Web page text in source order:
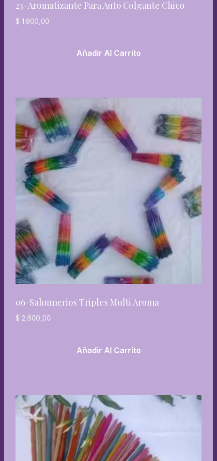
23-Aromatizante Para Auto Colgante Chico
$ 1.900,00
Añadir Al Carrito
06-Sahumerios Triples Multi Aroma
$ 2.600,00
Añadir Al Carrito